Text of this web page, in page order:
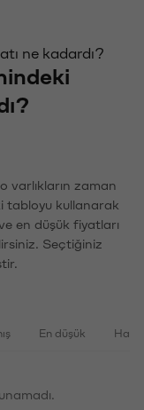
ne kadardı?
varlıkların zaman
tabloyu kullanarak
en düşük fiyatları
Seçtiğiniz
En düşük